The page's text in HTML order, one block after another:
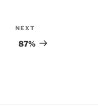
Post
NEXT
87%